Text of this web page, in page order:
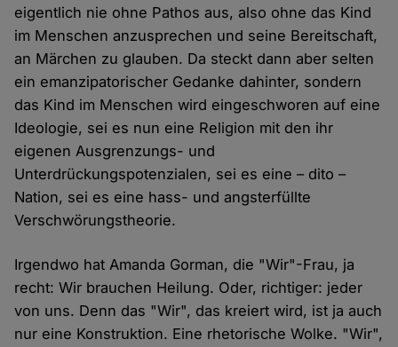
eigentlich nie ohne Pathos aus, also ohne das Kind
im Menschen anzusprechen und seine Bereitschaft,
an Märchen zu glauben. Da steckt dann aber selten
ein emanzipatorischer Gedanke dahinter, sondern
das Kind im Menschen wird eingeschworen auf eine
Ideologie, sei es nun eine Religion mit den ihr
eigenen Ausgrenzungs- und
Unterdrückungspotenzialen, sei es eine – dito –
Nation, sei es eine hass- und angsterfüllte
Verschwörungstheorie.
Irgendwo hat Amanda Gorman, die "Wir"-Frau, ja
recht: Wir brauchen Heilung. Oder, richtiger: jeder
von uns. Denn das "Wir", das kreiert wird, ist ja auch
nur eine Konstruktion. Eine rhetorische Wolke. "Wir",